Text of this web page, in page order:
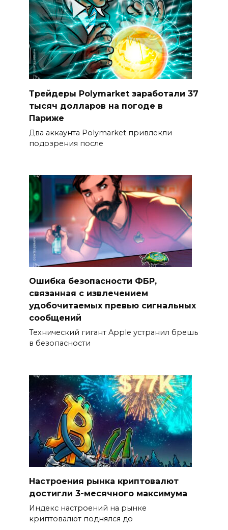
Трейдеры Polymarket заработали 37
тысяч долларов на погоде в
Париже
Два аккаунта Polymarket привлекли
подозрения после
Ошибка безопасности ФБР,
связанная с извлечением
удобочитаемых превью сигнальных
сообщений
Технический гигант Apple устранил брешь
в безопасности
Настроения рынка криптовалют
достигли 3-месячного максимума
Индекс настроений на рынке
криптовалют поднялся до